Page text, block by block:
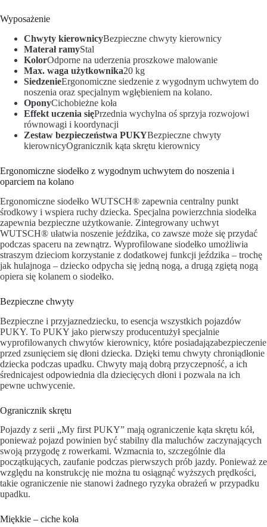
Wyposażenie
Chwyty kierownicyBezpieczne chwyty kierownicy
Materał ramyStal
KolorOdporne na uderzenia proszkowe malowanie
Max. waga użytkownika20 kg
SiedzenieErgonomiczne siedzenie z wygodnym uchwytem do
noszenia oraz specjalnym wgłębieniem na kolano.
OponyCichobieżne koła
Effekt uczenia sięPrzednia wychylna oś sprzyja rozwojowi
równowagi i koordynacji
Zestaw bezpieczeństwa PUKYBezpieczne chwyty
kierownicyOgranicznik kąta skrętu kierownicy
Ergonomiczne siodełko z wygodnym uchwytem do noszenia i
oparciem na kolano
Ergonomiczne siodełko WUTSCH® zapewnia centralny punkt
środkowy i wspiera ruchy dziecka. Specjalna powierzchnia siodełka
zapewnia bezpieczne użytkowanie. Zintegrowany uchwyt
WUTSCH® ułatwia noszenie jeździka, co zawsze może się przydać
podczas spaceru na zewnątrz. Wyprofilowane siodełko umożliwia
straszym dzieciom korzystanie z dodatkowej funkcji jeździka – trochę
jak hulajnoga – dziecko odpycha się jedną nogą, a drugą zgiętą nogą
opiera się kolanem o siodełko.
Bezpieczne chwyty
Bezpieczne i przyjaznedziecku, to esencja wszystkich pojazdów
PUKY. To PUKY jako pierwszy producentużył specjalnie
wyprofilowanych chwytów kierownicy, które posiadajązabezpieczenie
przed zsunięciem się dłoni dziecka. Dzięki temu chwyty chroniądłonie
dziecka podczas upadku. Chwyty mają dobrą przyczepność, a ich
średnicajest odpowiednia dla dziecięcych dłoni i pozwala na ich
pewne uchwycenie.
Ogranicznik skrętu
Pojazdy z serii „My first PUKY” mają ograniczenie kąta skrętu kół,
ponieważ pojazd powinien być stabilny dla maluchów zaczynających
swoją przygodę z rowerkami. Wzmacnia to, szczególnie dla
początkujących, zaufanie podczas pierwszych prób jazdy. Ponieważ ze
względu na konstrukcję nie można tu osiągnąć wyższych prędkości,
takie ograniczenie nie stanowi żadnego ryzyka obrażeń w przypadku
upadku.
Miękkie – ciche koła